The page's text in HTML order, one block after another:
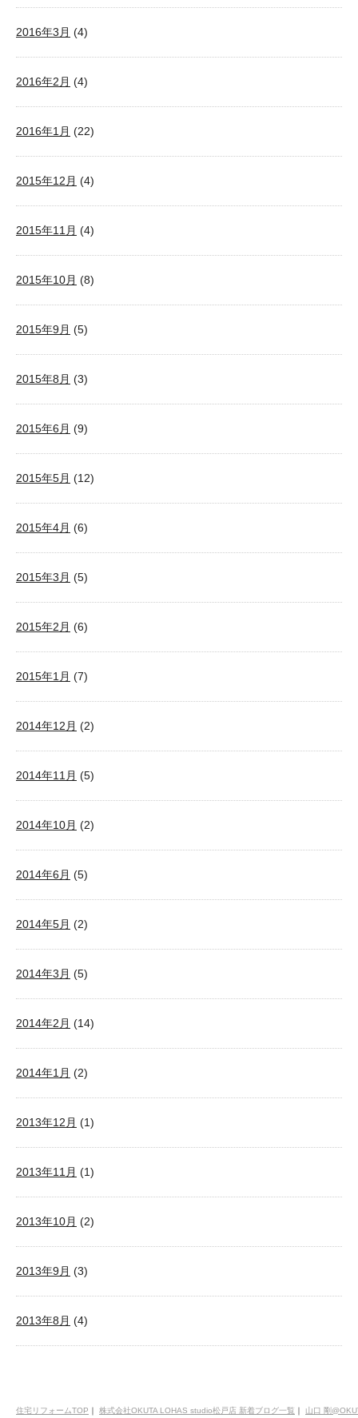
2016年3月 (4)
2016年2月 (4)
2016年1月 (22)
2015年12月 (4)
2015年11月 (4)
2015年10月 (8)
2015年9月 (5)
2015年8月 (3)
2015年6月 (9)
2015年5月 (12)
2015年4月 (6)
2015年3月 (5)
2015年2月 (6)
2015年1月 (7)
2014年12月 (2)
2014年11月 (5)
2014年10月 (2)
2014年6月 (5)
2014年5月 (2)
2014年3月 (5)
2014年2月 (14)
2014年1月 (2)
2013年12月 (1)
2013年11月 (1)
2013年10月 (2)
2013年9月 (3)
2013年8月 (4)
住宅リフォームTOP ｜ 株式会社OKUTA LOHAS studio松戸店 新着ブログ一覧 ｜ 山口 剛